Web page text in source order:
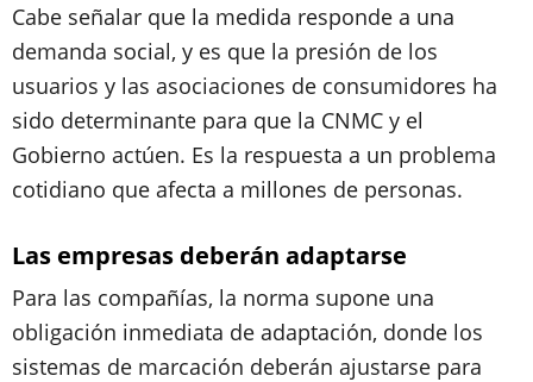
Cabe señalar que la medida responde a una
demanda social, y es que la presión de los
usuarios y las asociaciones de consumidores ha
sido determinante para que la CNMC y el
Gobierno actúen. Es la respuesta a un problema
cotidiano que afecta a millones de personas.
Las empresas deberán adaptarse
Para las compañías, la norma supone una
obligación inmediata de adaptación, donde los
sistemas de marcación deberán ajustarse para